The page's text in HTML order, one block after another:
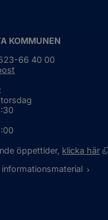
KOMMUNEN
66 40 00
öppettider, klicka här